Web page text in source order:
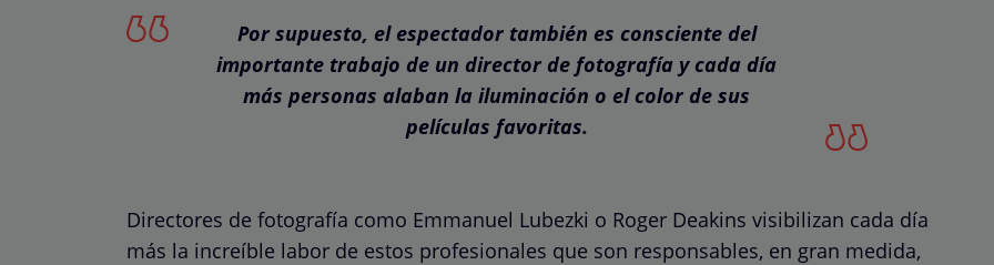
Por supuesto, el espectador también es consciente del
importante trabajo de un director de fotografía y cada día
más personas alaban la iluminación o el color de sus
películas favoritas.
Directores de fotografía como Emmanuel Lubezki o Roger Deakins visibilizan cada día
más la increíble labor de estos profesionales que son responsables, en gran medida,